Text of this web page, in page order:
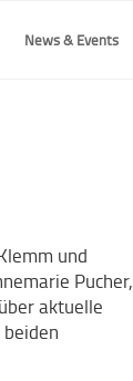
News & Events
und
Pucher,
aktuelle